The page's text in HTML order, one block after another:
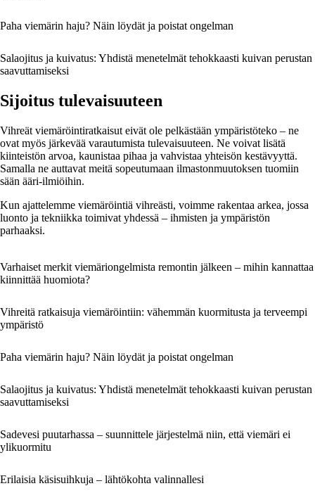
Paha viemärin haju? Näin löydät ja poistat ongelman
Salaojitus ja kuivatus: Yhdistä menetelmät tehokkaasti kuivan perustan
saavuttamiseksi
Sijoitus tulevaisuuteen
Vihreät viemäröintiratkaisut eivät ole pelkästään ympäristöteko – ne
ovat myös järkevää varautumista tulevaisuuteen. Ne voivat lisätä
kiinteistön arvoa, kaunistaa pihaa ja vahvistaa yhteisön kestävyyttä.
Samalla ne auttavat meitä sopeutumaan ilmastonmuutoksen tuomiin
sään ääri-ilmiöihin.
Kun ajattelemme viemäröintiä vihreästi, voimme rakentaa arkea, jossa
luonto ja tekniikka toimivat yhdessä – ihmisten ja ympäristön
parhaaksi.
Varhaiset merkit viemäriongelmista remontin jälkeen – mihin kannattaa
kiinnittää huomiota?
Vihreitä ratkaisuja viemäröintiin: vähemmän kuormitusta ja terveempi
ympäristö
Paha viemärin haju? Näin löydät ja poistat ongelman
Salaojitus ja kuivatus: Yhdistä menetelmät tehokkaasti kuivan perustan
saavuttamiseksi
Sadevesi puutarhassa – suunnittele järjestelmä niin, että viemäri ei
ylikuormitu
Erilaisia käsisuihkuja – lähtökohta valinnallesi